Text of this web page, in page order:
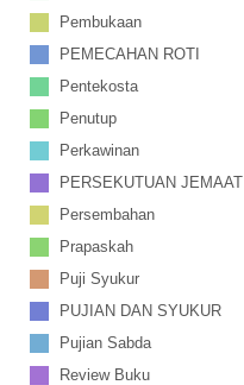
Pembukaan
PEMECAHAN ROTI
Pentekosta
Penutup
Perkawinan
PERSEKUTUAN JEMAAT
Persembahan
Prapaskah
Puji Syukur
PUJIAN DAN SYUKUR
Pujian Sabda
Review Buku